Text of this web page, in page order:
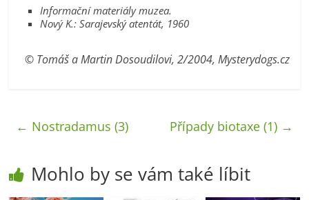
Informační materiály muzea.
Nový K.: Sarajevský atentát, 1960
© Tomáš a Martin Dosoudilovi, 2/2004, Mysterydogs.cz
← Nostradamus (3) Případy biotaxe (1) →
Mohlo by se vám také líbit